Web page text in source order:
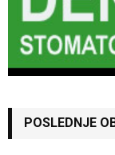
POSLEDNJE